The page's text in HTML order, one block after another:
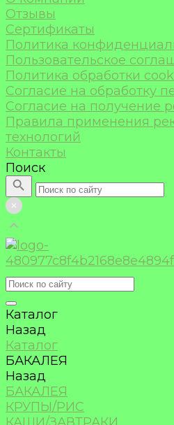
Отзывы
Сертификаты
Политика
Пользовательское
Политика обработки
Согласие на обработку
Согласие на получение
Правила применения
технологий
Контакты
Поиск
Каталог
Назад
Каталог
БАКАЛЕЯ
Назад
БАКАЛЕЯ
КРУПЫ/РИС